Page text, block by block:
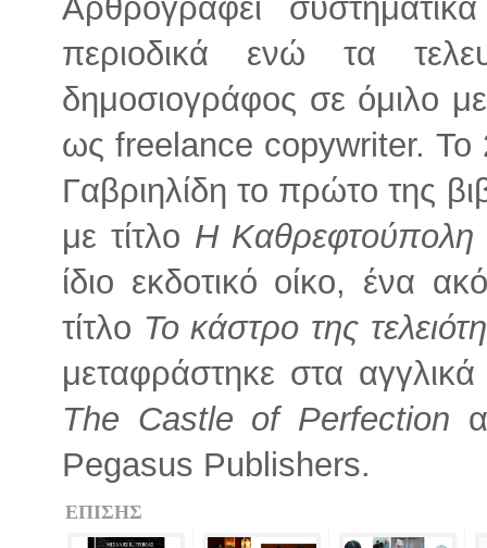
Αρθρογραφεί
περιοδικά ενώ τα
δημοσιογράφος σε όμιλο
ως freelance copywriter. Το
Γαβριηλίδη το πρώτο της
με τίτλο Η Καθρεφτούπολη
ίδιο εκδοτικό οίκο, ένα
τίτλο Το κάστρο της
μεταφράστηκε στα
The Castle of Perfection
Pegasus Publishers.
ΕΠΙΣΗΣ